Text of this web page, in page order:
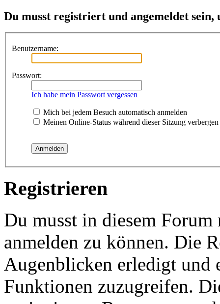
Du musst registriert und angemeldet
Benutzername:
Passwort:
Ich habe mein Passwort vergessen
Mich bei jedem Besuch automatisch anmelden
Meinen Online-Status während dieser Sitzung verbergen
Registrieren
Du musst in diesem
anmelden zu können. Die
Augenblicken erledigt und
Funktionen zuzugreifen.